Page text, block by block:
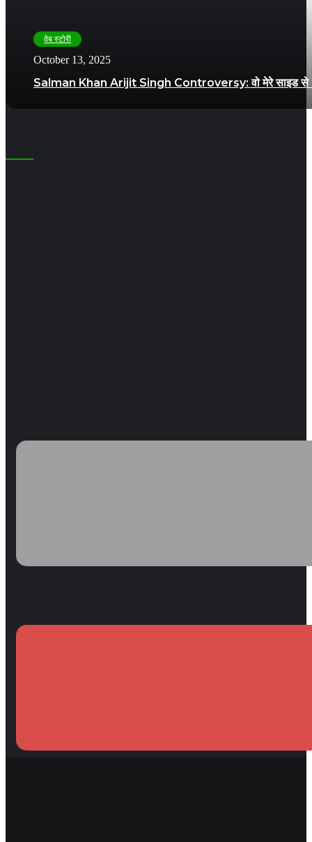
वेब स्टोरी
October 13, 2025
Salman Khan Arijit Singh Controversy: वो मेरे साइड